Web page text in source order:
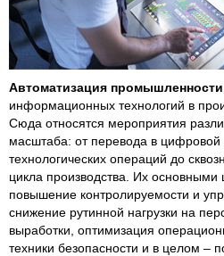
Автоматизация промышленности
информационных технологий в
Сюда относятся мероприятия
масштаба: от перевода в цифровой
технологических операций до
цикла производства. Их
повышение контролируемости и
снижение рутинной нагрузки на
выработки, оптимизация
техники безопасности и в целом –